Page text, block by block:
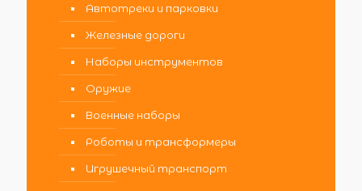
Автотреки и парковки
Железные дороги
Наборы инструментов
Оружие
Военные наборы
Роботы и трансформеры
Игрушечный транспорт